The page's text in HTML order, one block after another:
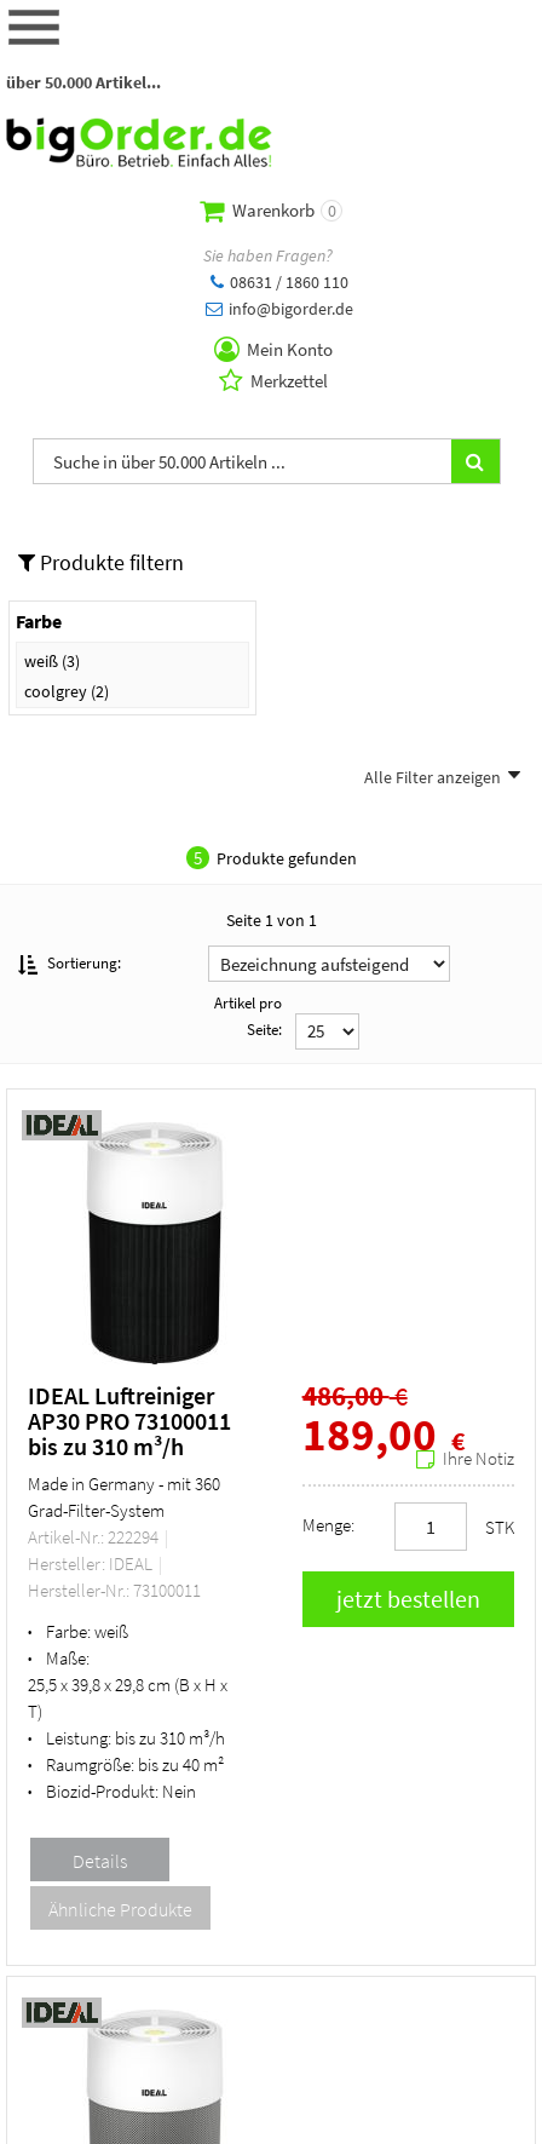
über 50.000 Artikel...
Warenkorb 0
Sie haben Fragen?
08631 / 1860 110
info@bigorder.de
Mein Konto
Merkzettel
Produkte filtern
Farbe
weiß (3)
coolgrey (2)
Alle Filter anzeigen
5 Produkte gefunden
Seite 1 von 1
Sortierung:
Artikel pro
Seite:
IDEAL Luftreiniger
AP30 PRO 73100011
bis zu 310 m³/h
Made in Germany - mit 360
Grad-Filter-System
Artikel-Nr.: 222294
Hersteller: IDEAL
Hersteller-Nr.: 73100011
• Farbe:weiß
•
Maße:
25,5 x 39,8 x 29,8 cm (B x H x
T)
• Leistung: bis zu 310 m³/h
• Raumgröße: bis zu 40 m²
• Biozid-Produkt: Nein
486,00€
189,00 €
Ihre Notiz
Menge: STK